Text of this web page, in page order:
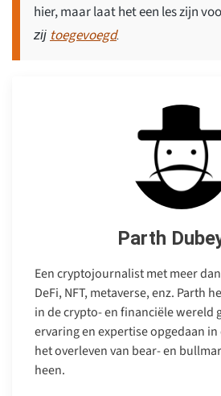
hier, maar laat het een les zijn
zij toegevoegd.
Parth
Een cryptojournalist met meer
DeFi, NFT, metaverse, enz. Parth
in de crypto- en financiële wereld
ervaring en expertise opgedaan
het overleven van bear- en
heen.